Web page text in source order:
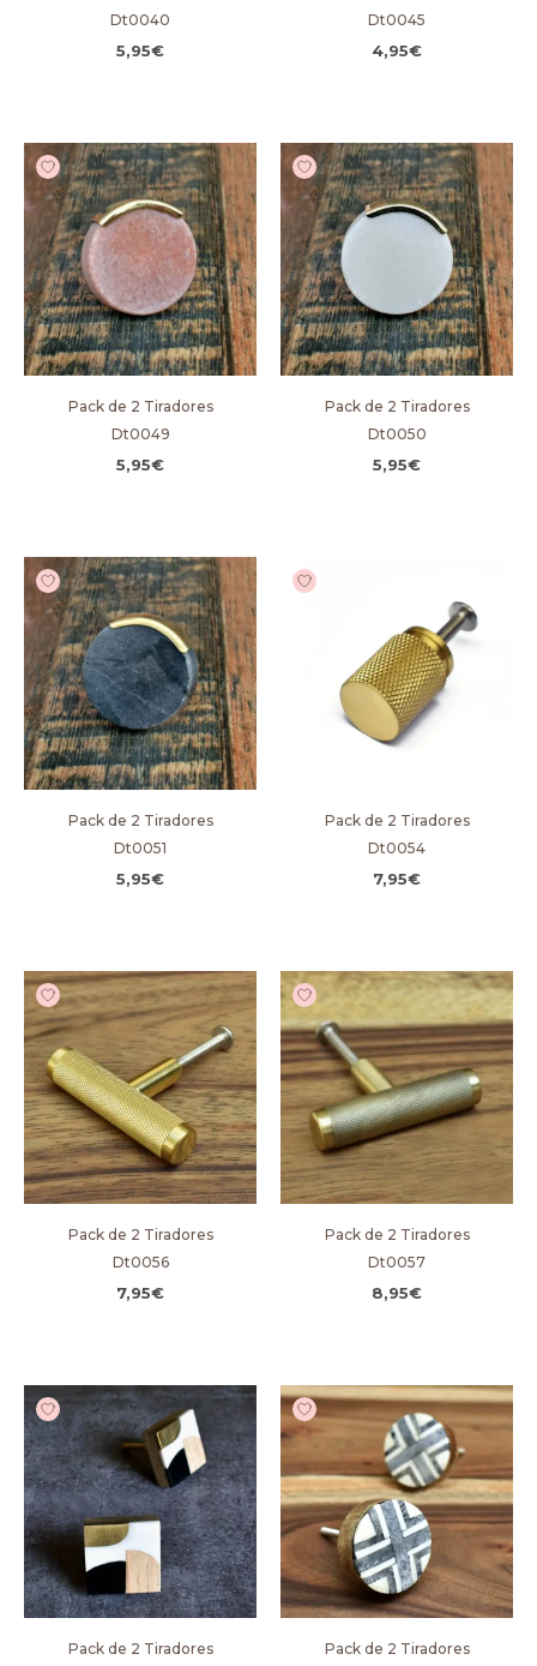
Dt0040
5,95€
Dt0045
4,95€
Pack de 2 Tiradores
Dt0049
5,95€
Pack de 2 Tiradores
Dt0050
5,95€
Pack de 2 Tiradores
Dt0051
5,95€
Pack de 2 Tiradores
Dt0054
7,95€
Pack de 2 Tiradores
Dt0056
7,95€
Pack de 2 Tiradores
Dt0057
8,95€
Pack de 2 Tiradores
Pack de 2 Tiradores